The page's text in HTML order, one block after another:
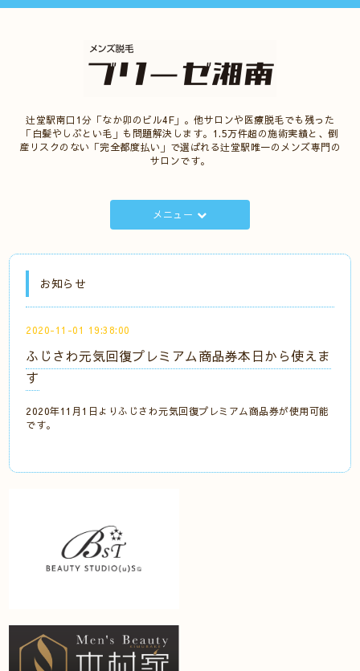
辻堂駅南口1分「なか卯のビル4F」。他サロンや医療脱毛でも残った
「白髪やしぶとい毛」も問題解決します。1.5万件超の施術実績と、倒
産リスクのない「完全都度払い」で選ばれる辻堂駅唯一のメンズ専門の
サロンです。
メニュー
お知らせ
2020-11-01 19:38:00
ふじさわ元気回復プレミアム商品券本日から使えま
す
2020年11月1日よりふじさわ元気回復プレミアム商品券が使用可能
です。